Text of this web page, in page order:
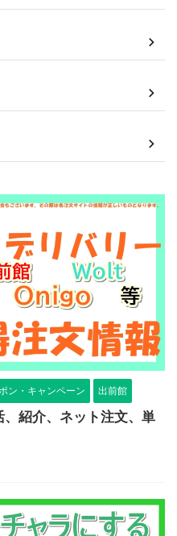
ン・キャンペーン 出前館
紹介、ネット注文、単